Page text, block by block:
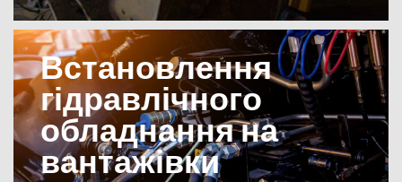
Встановлення
гідравлічного
обладнання на
вантажівки